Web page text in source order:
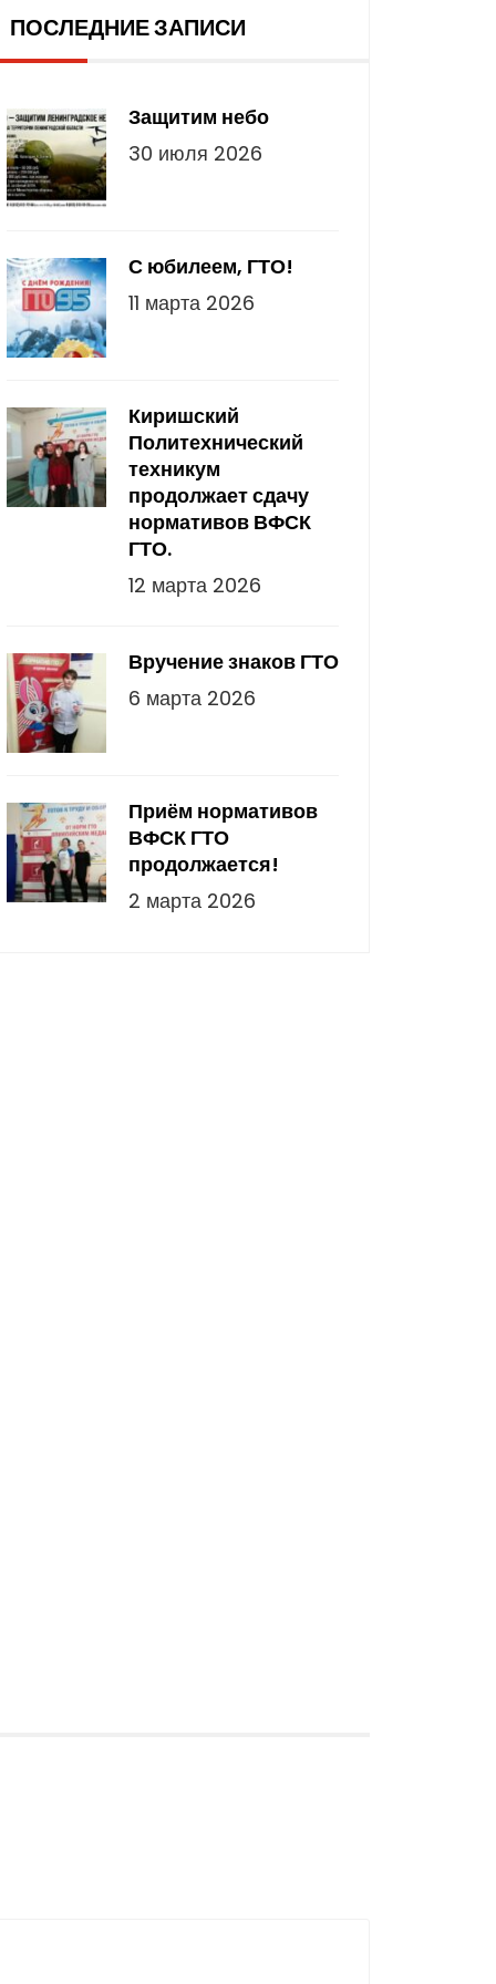
ПОСЛЕДНИЕ ЗАПИСИ
Защитим небо
30 июля 2026
С юбилеем, ГТО!
11 марта 2026
Киришский
Политехнический
техникум
продолжает сдачу
нормативов ВФСК
ГТО.
12 марта 2026
Вручение знаков ГТО
6 марта 2026
Приём нормативов
ВФСК ГТО
продолжается!
2 марта 2026